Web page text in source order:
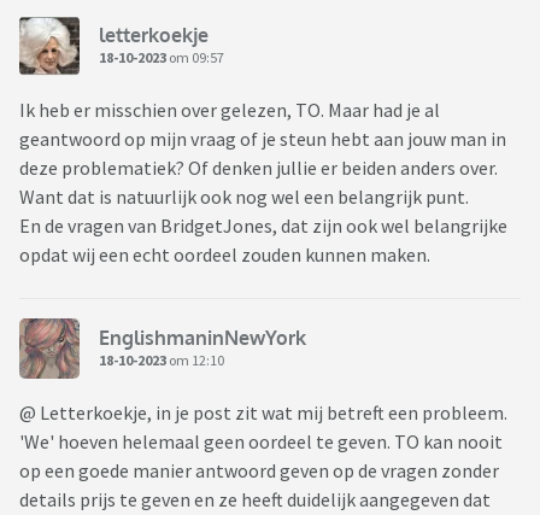
letterkoekje
18-10-2023 om 09:57
Ik heb er misschien over gelezen, TO. Maar had je al
geantwoord op mijn vraag of je steun hebt aan jouw man in
deze problematiek? Of denken jullie er beiden anders over.
Want dat is natuurlijk ook nog wel een belangrijk punt.
En de vragen van BridgetJones, dat zijn ook wel belangrijke
opdat wij een echt oordeel zouden kunnen maken.
EnglishmaninNewYork
18-10-2023 om 12:10
@ Letterkoekje, in je post zit wat mij betreft een probleem.
'We' hoeven helemaal geen oordeel te geven. TO kan nooit
op een goede manier antwoord geven op de vragen zonder
details prijs te geven en ze heeft duidelijk aangegeven dat